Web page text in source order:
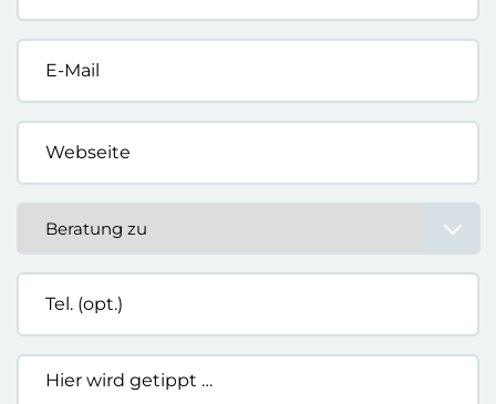
E-
Mail
*
Webseite
Tel.
(opt.)
Hier
wird